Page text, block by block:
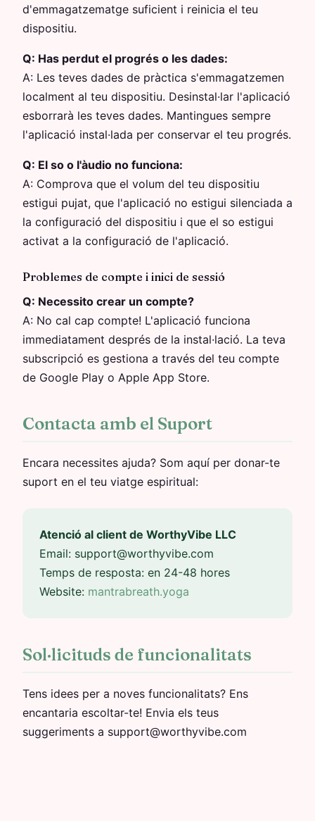
d'emmagatzematge suficient i reinicia el teu
dispositiu.
Q: Has perdut el progrés o les dades:
A: Les teves dades de pràctica s'emmagatzemen
localment al teu dispositiu. Desinstal·lar l'aplicació
esborrarà les teves dades. Mantingues sempre
l'aplicació instal·lada per conservar el teu progrés.
Q: El so o l'àudio no funciona:
A: Comprova que el volum del teu dispositiu
estigui pujat, que l'aplicació no estigui silenciada a
la configuració del dispositiu i que el so estigui
activat a la configuració de l'aplicació.
Problemes de compte i inici de sessió
Q: Necessito crear un compte?
A: No cal cap compte! L'aplicació funciona
immediatament després de la instal·lació. La teva
subscripció es gestiona a través del teu compte
de Google Play o Apple App Store.
Contacta amb el Suport
Encara necessites ajuda? Som aquí per donar-te
suport en el teu viatge espiritual:
Atenció al client de WorthyVibe LLC
Email: support@worthyvibe.com
Temps de resposta: en 24-48 hores
Website: mantrabreath.yoga
Sol·licituds de funcionalitats
Tens idees per a noves funcionalitats? Ens
encantaria escoltar-te! Envia els teus
suggeriments a support@worthyvibe.com